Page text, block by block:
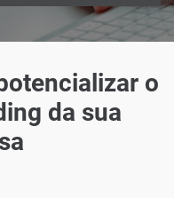
o
da sua